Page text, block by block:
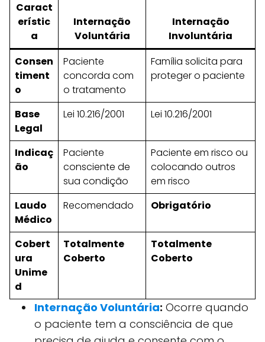
Caract
erístic
a
Internação
Voluntária
Internação
Involuntária
Consen
timent
o
Paciente
concorda com
o tratamento
Família solicita para
proteger o paciente
Base
Legal
Lei 10.216/2001 Lei 10.216/2001
Indicaç
ão
Paciente
consciente de
sua condição
Paciente em risco ou
colocando outros
em risco
Laudo
Médico
Recomendado Obrigatório
Cobert
ura
Unime
d
Totalmente
Coberto
Totalmente
Coberto
Internação Voluntária: Ocorre quando
o paciente tem a consciência de que